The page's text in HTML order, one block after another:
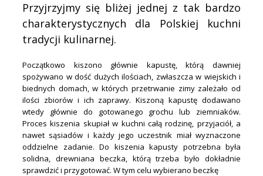
Przyjrzyjmy się bliżej jednej z tak bardzo
charakterystycznych dla Polskiej kuchni
tradycji kulinarnej.
Początkowo kiszono głównie kapustę, którą dawniej
spożywano w dość dużych ilościach, zwłaszcza w wiejskich i
biednych domach, w których przetrwanie zimy zależało od
ilości zbiorów i ich zaprawy. Kiszoną kapustę dodawano
wtedy głównie do gotowanego grochu lub ziemniaków.
Proces kiszenia skupiał w kuchni całą rodzinę, przyjaciół, a
nawet sąsiadów i każdy jego uczestnik miał wyznaczone
oddzielne zadanie. Do kiszenia kapusty potrzebna była
solidna, drewniana beczka, którą trzeba było dokładnie
sprawdzić i przygotować. W tym celu wybierano beczkę